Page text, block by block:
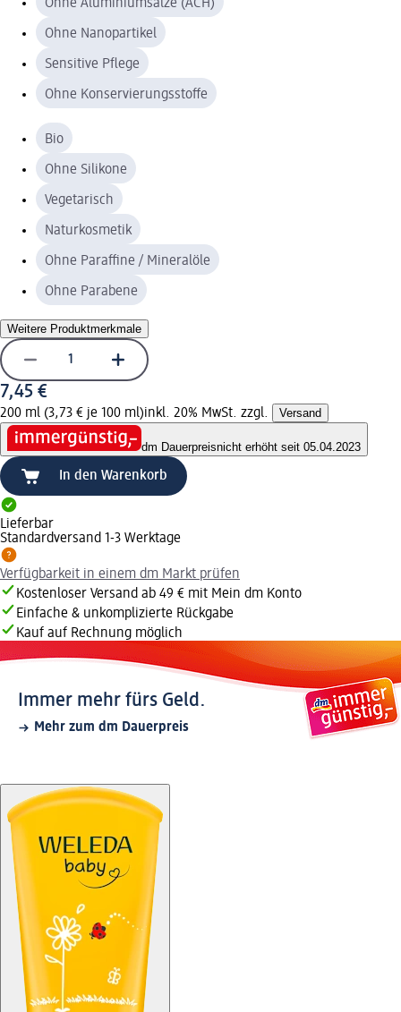
Ohne Aluminiumsalze (ACH)
Ohne Nanopartikel
Sensitive Pflege
Ohne Konservierungsstoffe
Bio
Ohne Silikone
Vegetarisch
Naturkosmetik
Ohne Paraffine / Mineralöle
Ohne Parabene
Weitere Produktmerkmale
7,45 €
200 ml (3,73 € je 100 ml)inkl. 20% MwSt. zzgl. Versand
dm Dauerpreisnicht erhöht seit 05.04.2023
In den Warenkorb
Lieferbar
Standardversand 1-3 Werktage
Verfügbarkeit in einem dm Markt prüfen
Kostenloser Versand ab 49 € mit Mein dm Konto
Einfache & unkomplizierte Rückgabe
Kauf auf Rechnung möglich
Immer mehr fürs Geld.
Mehr zum dm Dauerpreis